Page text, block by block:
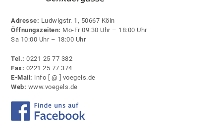
Adresse: Ludwigstr. 1, 50667 Köln
Öffnungszeiten: Mo-Fr 09:30 Uhr – 18:00 Uhr
Sa 10:00 Uhr – 18:00 Uhr
Tel.: 0221 25 77 382
Fax: 0221 25 77 374
E-Mail: info [ @ ] voegels.de
Web: www.voegels.de